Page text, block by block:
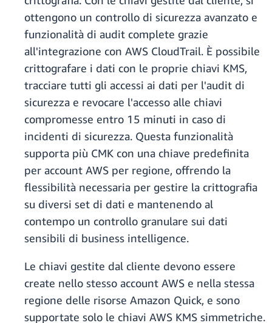
ottengono un controllo di sicurezza avanzato e
funzionalità di audit complete grazie
all'integrazione con AWS CloudTrail. È possibile
crittografare i dati con le proprie chiavi KMS,
tracciare tutti gli accessi ai dati per l'audit di
sicurezza e revocare l'accesso alle chiavi
compromesse entro 15 minuti in caso di
incidenti di sicurezza. Questa funzionalità
supporta più CMK con una chiave predefinita
per account AWS per regione, offrendo la
flessibilità necessaria per gestire la crittografia
su diversi set di dati e mantenendo al
contempo un controllo granulare sui dati
sensibili di business intelligence.
Le chiavi gestite dal cliente devono essere
create nello stesso account AWS e nella stessa
regione delle risorse Amazon Quick, e sono
supportate solo le chiavi AWS KMS simmetriche.